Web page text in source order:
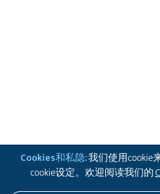
Cookies和私隐:我们使用cookie
cookie设定。欢迎阅读我们的